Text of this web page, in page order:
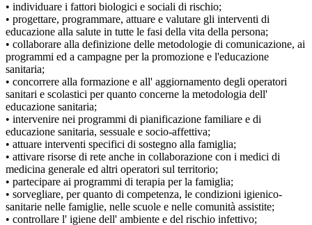
• individuare i fattori biologici e sociali di rischio;
• progettare, programmare, attuare e valutare gli interventi di
educazione alla salute in tutte le fasi della vita della persona;
• collaborare alla definizione delle metodologie di comunicazione, ai
programmi ed a campagne per la promozione e l'educazione
sanitaria;
• concorrere alla formazione e all' aggiornamento degli operatori
sanitari e scolastici per quanto concerne la metodologia dell'
educazione sanitaria;
• intervenire nei programmi di pianificazione familiare e di
educazione sanitaria, sessuale e socio-affettiva;
• attuare interventi specifici di sostegno alla famiglia;
• attivare risorse di rete anche in collaborazione con i medici di
medicina generale ed altri operatori sul territorio;
• partecipare ai programmi di terapia per la famiglia;
• sorvegliare, per quanto di competenza, le condizioni igienico-
sanitarie nelle famiglie, nelle scuole e nelle comunità assistite;
• controllare l' igiene dell' ambiente e del rischio infettivo;